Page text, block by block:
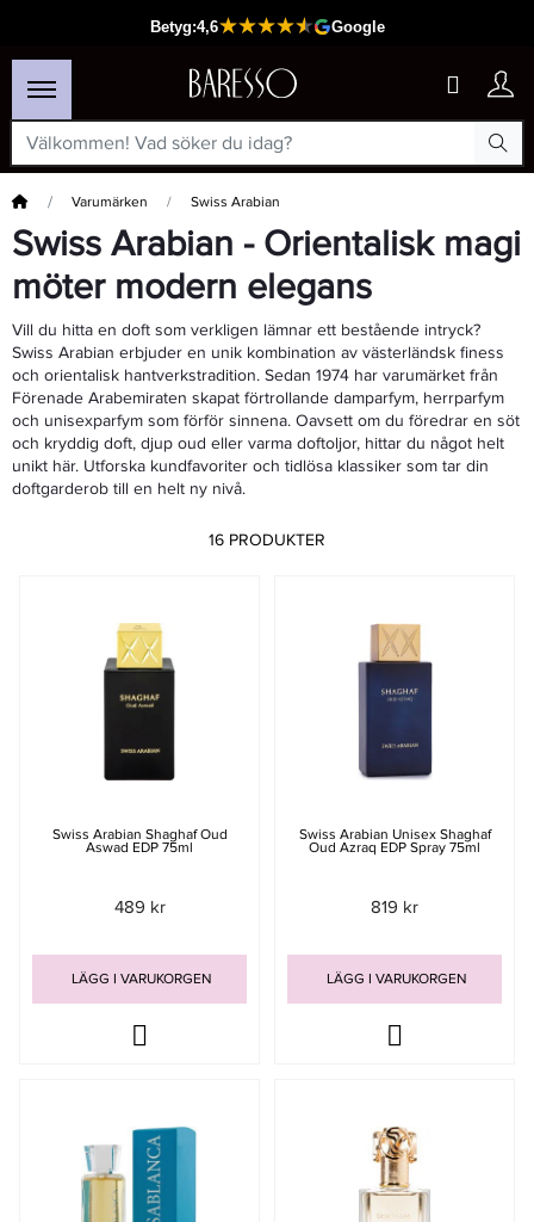
Hem Varumärken Swiss Arabian
Swiss Arabian - Orientalisk magi
möter modern elegans
Vill du hitta en doft som verkligen lämnar ett bestående intryck?
Swiss Arabian erbjuder en unik kombination av västerländsk finess
och orientalisk hantverkstradition. Sedan 1974 har varumärket från
Förenade Arabemiraten skapat förtrollande damparfym, herrparfym
och unisexparfym som förför sinnena. Oavsett om du föredrar en söt
och kryddig doft, djup oud eller varma doftoljor, hittar du något helt
unikt här. Utforska kundfavoriter och tidlösa klassiker som tar din
doftgarderob till en helt ny nivå.
16 PRODUKTER
Swiss Arabian Shaghaf Oud
Aswad EDP 75ml
489 kr
LÄGG I VARUKORGEN
Swiss Arabian Unisex Shaghaf
Oud Azraq EDP Spray 75ml
819 kr
LÄGG I VARUKORGEN